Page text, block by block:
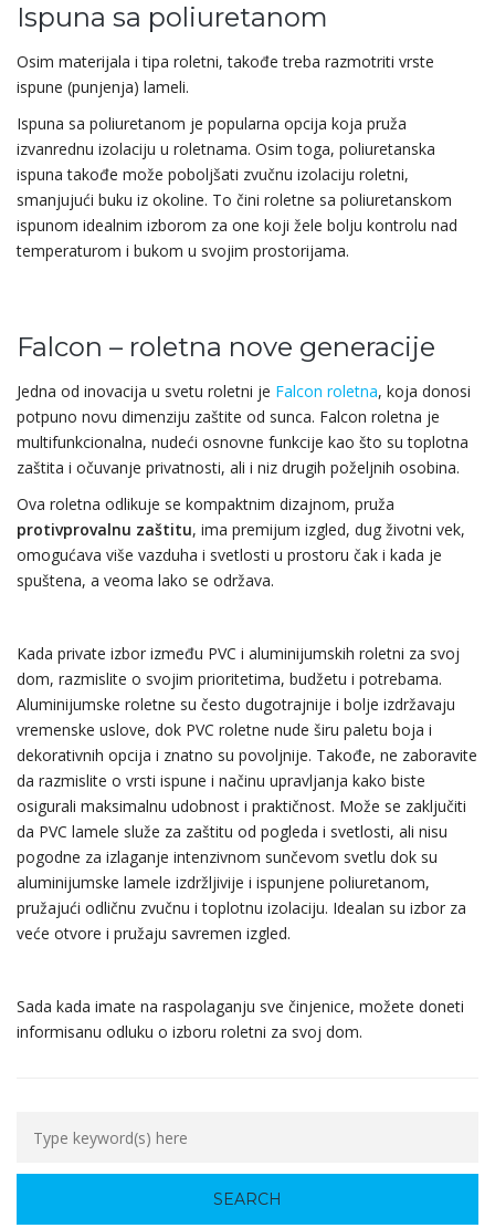
Ispuna sa poliuretanom
Osim materijala i tipa roletni, takođe treba razmotriti vrste
ispune (punjenja) lameli.
Ispuna sa poliuretanom je popularna opcija koja pruža
izvanrednu izolaciju u roletnama. Osim toga, poliuretanska
ispuna takođe može poboljšati zvučnu izolaciju roletni,
smanjujući buku iz okoline. To čini roletne sa poliuretanskom
ispunom idealnim izborom za one koji žele bolju kontrolu nad
temperaturom i bukom u svojim prostorijama.
Falcon – roletna nove generacije
Jedna od inovacija u svetu roletni je Falcon roletna, koja donosi
potpuno novu dimenziju zaštite od sunca. Falcon roletna je
multifunkcionalna, nudeći osnovne funkcije kao što su toplotna
zaštita i očuvanje privatnosti, ali i niz drugih poželjnih osobina.
Ova roletna odlikuje se kompaktnim dizajnom, pruža
protivprovalnu zaštitu, ima premijum izgled, dug životni vek,
omogućava više vazduha i svetlosti u prostoru čak i kada je
spuštena, a veoma lako se održava.
Kada private izbor između PVC i aluminijumskih roletni za svoj
dom, razmislite o svojim prioritetima, budžetu i potrebama.
Aluminijumske roletne su često dugotrajnije i bolje izdržavaju
vremenske uslove, dok PVC roletne nude širu paletu boja i
dekorativnih opcija i znatno su povoljnije. Takođe, ne zaboravite
da razmislite o vrsti ispune i načinu upravljanja kako biste
osigurali maksimalnu udobnost i praktičnost. Može se zaključiti
da PVC lamele služe za zaštitu od pogleda i svetlosti, ali nisu
pogodne za izlaganje intenzivnom sunčevom svetlu dok su
aluminijumske lamele izdržljivije i ispunjene poliuretanom,
pružajući odličnu zvučnu i toplotnu izolaciju. Idealan su izbor za
veće otvore i pružaju savremen izgled.
Sada kada imate na raspolaganju sve činjenice, možete doneti
informisanu odluku o izboru roletni za svoj dom.